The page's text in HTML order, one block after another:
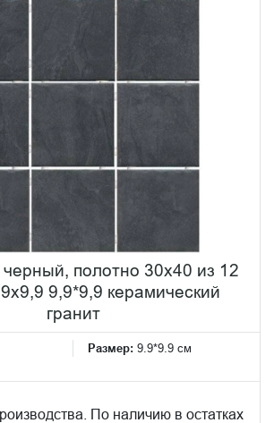
полотно 30х40 из 12
9,9*9,9 керамический
гранит
Размер: 9.9*9.9 см
По наличию в остатках